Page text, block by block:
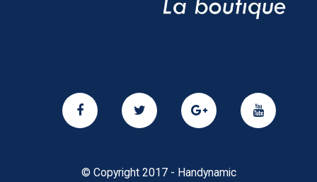
© Copyright 2017 - Handynamic